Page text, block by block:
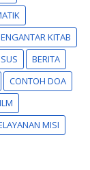
KITAB
BERITA
CONTOH DOA
MISI